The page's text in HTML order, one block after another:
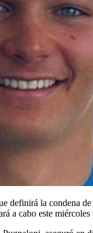
definirá la condena
a cabo este